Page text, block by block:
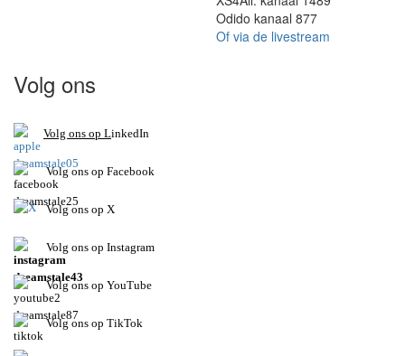
Odido kanaal 877
Of via de livestream
Volg ons
Volg ons op LinkedIn
Volg ons op Facebook
Volg ons op X
Volg ons op Instagram
Volgons op YouTube
Volg ons op TikTok